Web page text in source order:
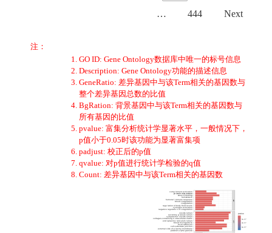
… 444 Next
注：
GO ID: Gene Ontology数据库中唯一的标号信息
Description: Gene Ontology功能的描述信息
GeneRatio: 差异基因中与该Term相关的基因数与
整个差异基因总数的比值
BgRation: 背景基因中与该Term相关的基因数与
所有基因的比值
pvalue: 富集分析统计学显著水平，一般情况下，
p值小于0.05时该功能为显著富集项
padjust: 校正后的p值
qvalue: 对p值进行统计学检验的q值
Count: 差异基因中与该Term相关的基因数